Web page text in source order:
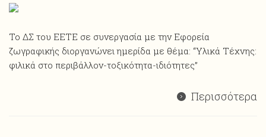
Το ΔΣ του ΕΕΤΕ σε συνεργασία με την Εφορεία
ζωγραφικής διοργανώνει ημερίδα με θέμα: “Υλικά Τέχνης:
φιλικά στο περιβάλλον-τοξικότητα-ιδιότητες”
Περισσότερα